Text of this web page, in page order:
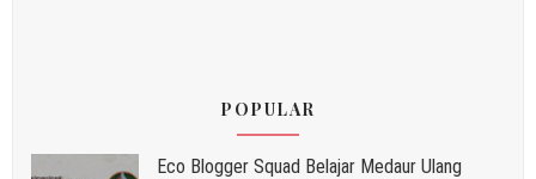
POPULAR
Eco Blogger Squad Belajar Medaur Ulang